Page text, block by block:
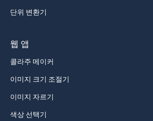
단위 변환기
웹 앱
콜라주 메이커
이미지 크기 조절기
이미지 자르기
색상 선택기